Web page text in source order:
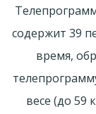
содержит 39
время,
весе (до 59